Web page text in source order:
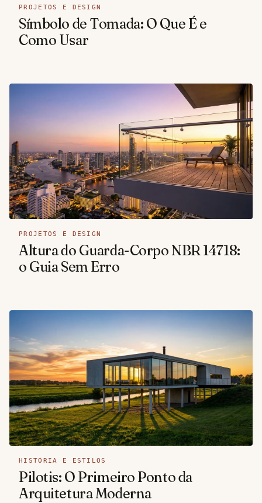
PROJETOS E DESIGN
Símbolo de Tomada: O Que É e
Como Usar
PROJETOS E DESIGN
Altura do Guarda-Corpo NBR 14718:
o Guia Sem Erro
HISTÓRIA E ESTILOS
Pilotis: O Primeiro Ponto da
Arquitetura Moderna